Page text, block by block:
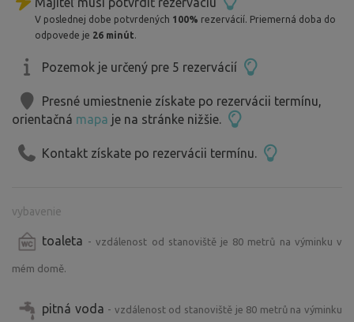
V poslednej dobe potvrdených 100% rezervácií. Priemerná doba do
odpovede je 26 minút.
Pozemok je určený pre 5 rezervácií
Presné umiestnenie získate po rezervácii termínu,
orientačná mapa je na stránke nižšie.
Kontakt získate po rezervácii termínu.
vybavenie
toaleta - vzdálenost od stanoviště je 80 metrů na výminku v
mém domě.
pitná voda - vzdálenost od stanoviště je 80 metrů na výminku